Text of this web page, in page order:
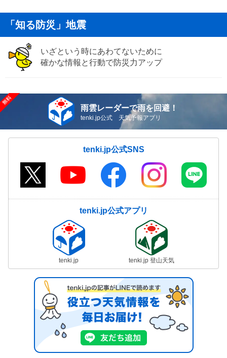
「知る防災」地震
いざという時にあわてないために
確かな情報と行動で防災力アップ
雨雲レーダーで雨を回避！
tenki.jp公式 天気予報アプリ
tenki.jp公式SNS
tenki.jp公式アプリ
tenki.jp tenki.jp 登山天気